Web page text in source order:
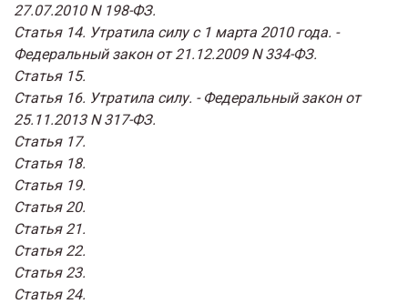
27.07.2010 N 198-ФЗ.
Статья 14. Утратила силу с 1 марта 2010 года. -
Федеральный закон от 21.12.2009 N 334-ФЗ.
Статья 15.
Статья 16. Утратила силу. - Федеральный закон от
25.11.2013 N 317-ФЗ.
Статья 17.
Статья 18.
Статья 19.
Статья 20.
Статья 21.
Статья 22.
Статья 23.
Статья 24.